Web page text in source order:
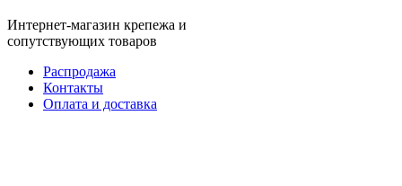
Интернет-магазин крепежа и
сопутствующих товаров
Распродажа
Контакты
Оплата и доставка